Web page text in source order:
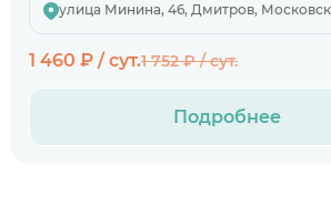
улица Минина, 46, Дмитров,
1 460 ₽ / сут.1 752 ₽ / сут.
Подробнее